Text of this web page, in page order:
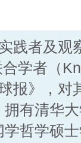
践者及观
学者（
报》，对
有清华
哲学硕